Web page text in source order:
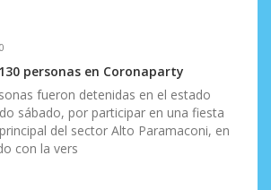
0
personas en Coronaparty
fueron detenidas en el estado
sábado, por participar en una fiesta
del sector Alto Paramaconi, en
con la vers